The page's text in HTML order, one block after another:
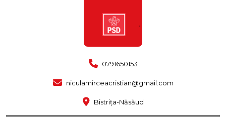
0791650153
niculamirceacristian@gmail.com
Bistrița-Năsăud